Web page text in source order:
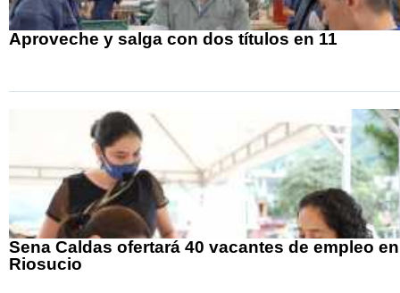
Aproveche y salga con dos títulos en 11
Sena Caldas ofertará 40 vacantes de empleo en
Riosucio